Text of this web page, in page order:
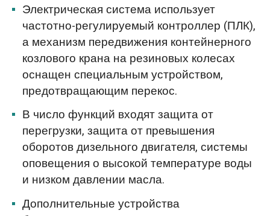
Электрическая система использует
частотно-регулируемый контроллер (ПЛК),
а механизм передвижения контейнерного
козлового крана на резиновых колесах
оснащен специальным устройством,
предотвращающим перекос.
В число функций входят защита от
перегрузки, защита от превышения
оборотов дизельного двигателя, системы
оповещения о высокой температуре воды
и низком давлении масла.
Дополнительные устройства